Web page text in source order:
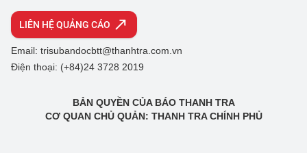
LIÊN HỆ QUẢNG CÁO
Email: trisubandocbtt@thanhtra.com.vn
Điện thoại: (+84)24 3728 2019
BẢN QUYỀN CỦA BÁO THANH TRA
CƠ QUAN CHỦ QUẢN: THANH TRA CHÍNH PHỦ